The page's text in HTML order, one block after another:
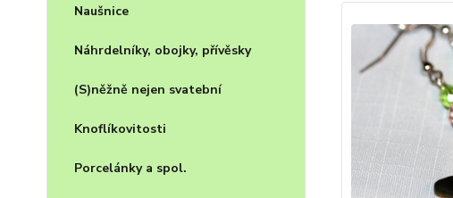
Naušnice
Náhrdelníky, obojky, přívěsky
(S)něžně nejen svatební
Knoflíkovitosti
Porcelánky a spol.